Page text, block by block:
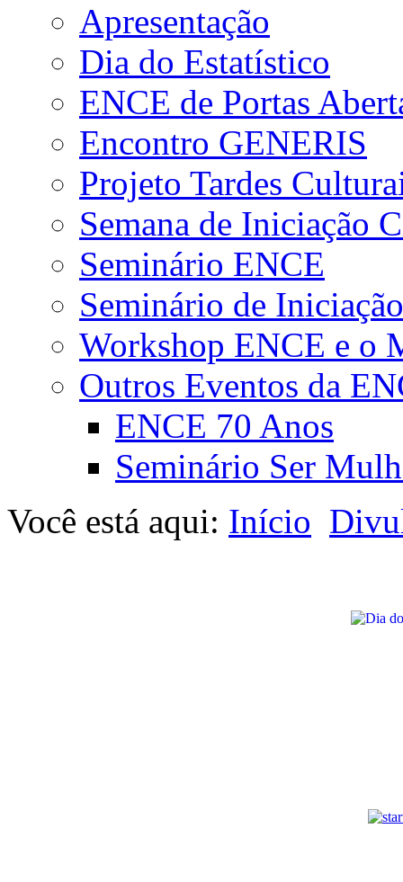
Apresentação
Dia do Estatístico
ENCE de Portas
Encontro GENERIS
Projeto Tardes
Semana de Iniciação
Seminário ENCE
Seminário de
Workshop ENCE e o
Outros Eventos da
ENCE 70 Anos
Seminário Ser
Você está aqui: Início